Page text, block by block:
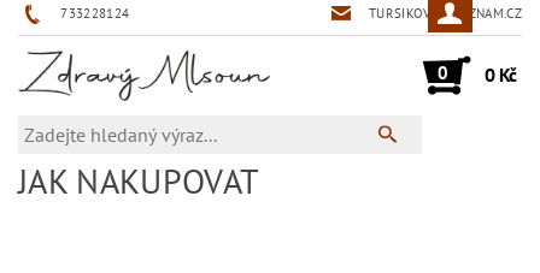
733228124 TURSIKOVA@SEZNAM.CZ
0 0 Kč
JAK NAKUPOVAT